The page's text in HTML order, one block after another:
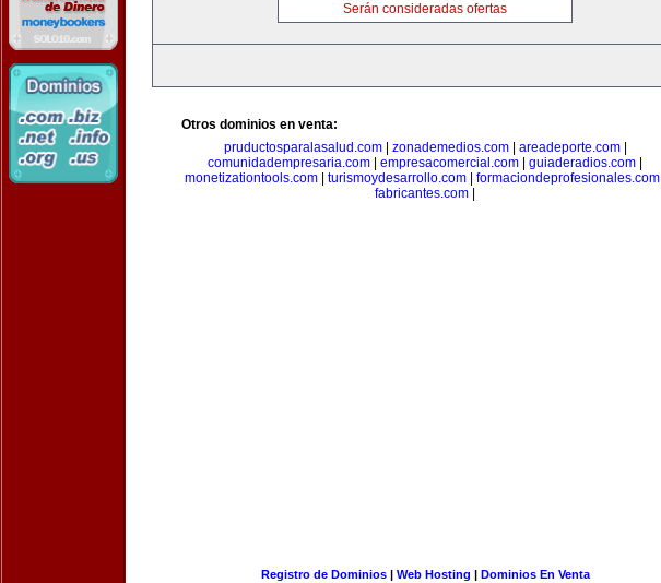
Serán consideradas ofertas
Otros dominios en venta:
pruductosparalasalud.com| zonademedios.com| areadeporte.com|
comunidadempresaria.com
empresacomercial.com guiaderadios.com
monetizationtools.com| turismoydesarrollo.com| formaciondeprofesionales.com|
fabricantes.com
Registro de Dominios| Web Hosting | Dominios En Venta